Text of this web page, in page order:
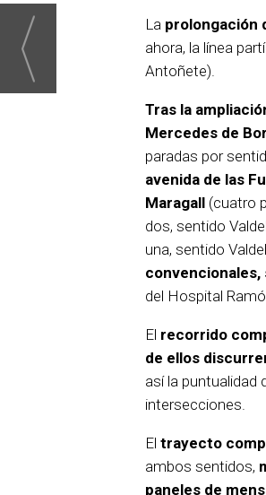
La prolongación
ahora, la línea
Antoñete).
Tras la
Mercedes de
paradas por
avenida de las
Maragall (cuatro
dos, sentido
una, sentido
convencionales,
del Hospital
El recorrido
de ellos
así la puntualidad
intersecciones.
El trayecto
ambos sentidos,
paneles de